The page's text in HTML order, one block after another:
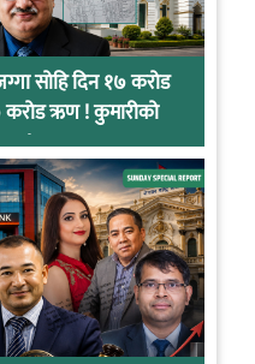
सोहि दिन १७ करोड
ऋण ! कुमारीको
!